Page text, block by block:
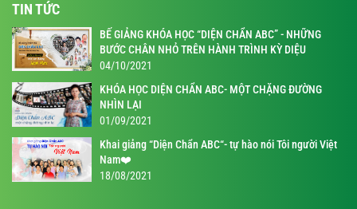
TIN TỨC
BẾ GIẢNG KHÓA HỌC “DIỆN CHẨN ABC” - NHỮNG
BƯỚC CHÂN NHỎ TRÊN HÀNH TRÌNH KỲ DIỆU
04/10/2021
KHÓA HỌC DIỆN CHẨN ABC- MỘT CHẶNG ĐƯỜNG
NHÌN LẠI
01/09/2021
Khai giảng “Diện Chẩn ABC“- tự hào nói Tôi người Việt
Nam❤️
18/08/2021